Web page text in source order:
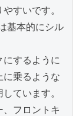
すいです。
基本的にシル
するように
に乗るような
ています。
フロントキ